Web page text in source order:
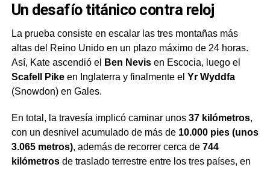
Un desafío titánico contra reloj
La prueba consiste en escalar las tres montañas más
altas del Reino Unido en un plazo máximo de 24 horas.
Así, Kate ascendió el
Ben Nevisen Escocia, luego el
Scafell Pikeen Inglaterra y finalmente el Yr Wyddfa
(Snowdon) en Gales.
En total, la travesía implicó caminar unos 37 kilómetros,
con un desnivel acumulado de más de 10.000 pies (unos
3.065 metros), además de recorrer cerca de 744
kilómetrosde traslado terrestre entre los tres países, en